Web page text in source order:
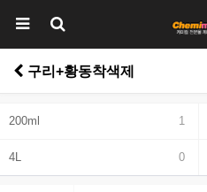
구리+황동착색제
200ml 1
4L 0